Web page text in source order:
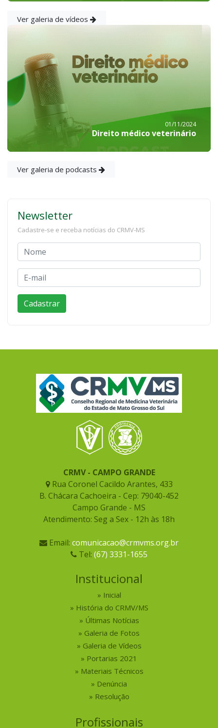
Ver galeria de vídeos
01/11/2024
Direito médico veterinário
Ver galeria de podcasts
Newsletter
Cadastre-se e receba notícias do CRMV-MS
CRMV - CAMPO GRANDE
Rua Coronel Cacildo Arantes, 433
B. Chácara Cachoeira - Cep: 79040-452
Campo Grande - MS
Atendimento: Seg a Sex - 12h às 18h
Email: comunicacao@crmvms.org.br
Tel: (67) 3331-1655
Institucional
Inicial
História do CRMV/MS
Últimas Notícias
Galeria de Fotos
Galeria de Vídeos
Portarias 2021
Materiais Técnicos
Denúncia
Resolução
Profissionais